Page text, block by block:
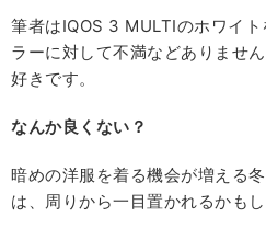
筆者はIQOS 3 MULTIのホワイ
ラーに対して不満などありませ
好きです。
なんか良くない？
暗めの洋服を着る機会が増える
は、周りから一目置かれるかも